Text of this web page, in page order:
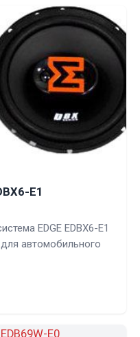
E1
EDGE EDBX6-E1
автомобильного